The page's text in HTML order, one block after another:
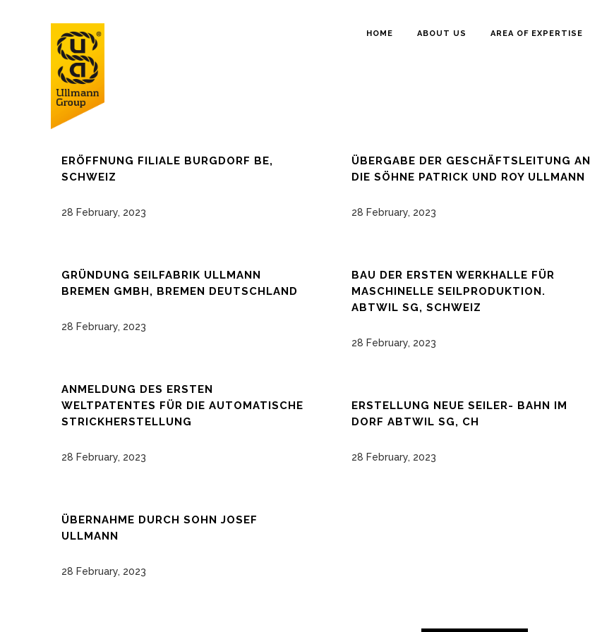
HOME ABOUT US AREA OF EXPERTISE
ERÖFFNUNG FILIALE BURGDORF BE,
SCHWEIZ
28 February, 2023
ÜBERGABE DER GESCHÄFTSLEITUNG AN
DIE SÖHNE PATRICK UND ROY ULLMANN
28 February, 2023
GRÜNDUNG SEILFABRIK ULLMANN
BREMEN GMBH, BREMEN DEUTSCHLAND
28 February, 2023
BAU DER ERSTEN WERKHALLE FÜR
MASCHINELLE SEILPRODUKTION.
ABTWIL SG, SCHWEIZ
28 February, 2023
ANMELDUNG DES ERSTEN
WELTPATENTES FÜR DIE AUTOMATISCHE
STRICKHERSTELLUNG
28 February, 2023
ERSTELLUNG NEUE SEILER- BAHN IM
DORF ABTWIL SG, CH
28 February, 2023
ÜBERNAHME DURCH SOHN JOSEF
ULLMANN
28 February, 2023